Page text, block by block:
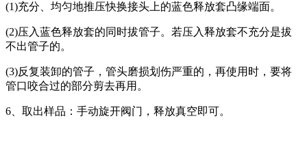
(1)充分、均匀地推压快换接头上的蓝色释放套凸缘端面。
(2)压入蓝色释放套的同时拔管子。若压入释放套不充分是拔
不出管子的。
(3)反复装卸的管子，管头磨损划伤严重的，再使用时，要将
管口咬合过的部分剪去再用。
6、取出样品：手动旋开阀门，释放真空即可。